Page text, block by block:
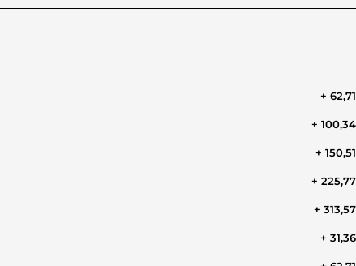
+
+
+
+
+
+